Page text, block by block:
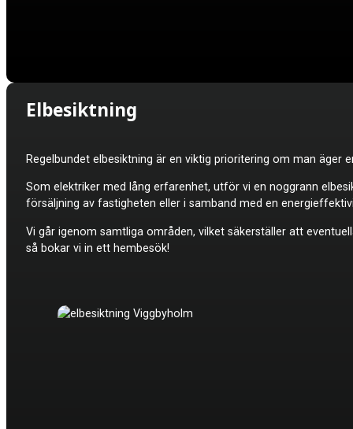
Elbesiktning
Regelbundet elbesiktning är en viktig prioritering om man
Som elektriker med lång erfarenhet, utför vi en noggrann
försäljning av fastigheten eller i samband med en
Vi går igenom samtliga områden, vilket säkerställer att
så bokar vi in ett hembesök!